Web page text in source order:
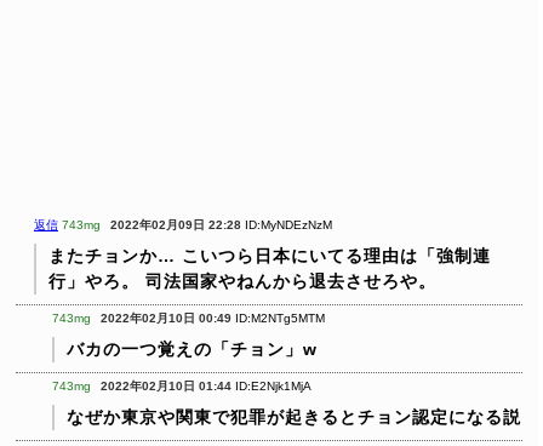
返信 743mg 2022年02月09日 22:28 ID:MyNDEzNzM
またチョンか… こいつら日本にいてる理由は「強制連
行」やろ。
司法国家やねんから退去させろや。
743mg 2022年02月10日 00:49 ID:M2NTg5MTM
バカの一つ覚えの「チョン」w
743mg 2022年02月10日 01:44 ID:E2Njk1MjA
なぜか東京や関東で犯罪が起きるとチョン認定になる説